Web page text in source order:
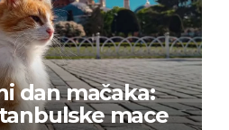
dan mačaka:
mace